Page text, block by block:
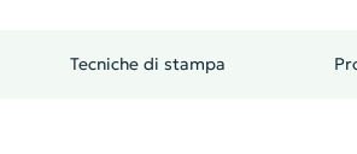
Tecniche di stampa